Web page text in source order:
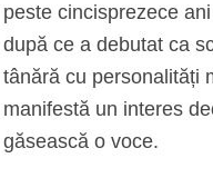
peste cincisprezece
după ce a debutat ca
tânără cu personalități
manifestă un interes
găsească o voce.